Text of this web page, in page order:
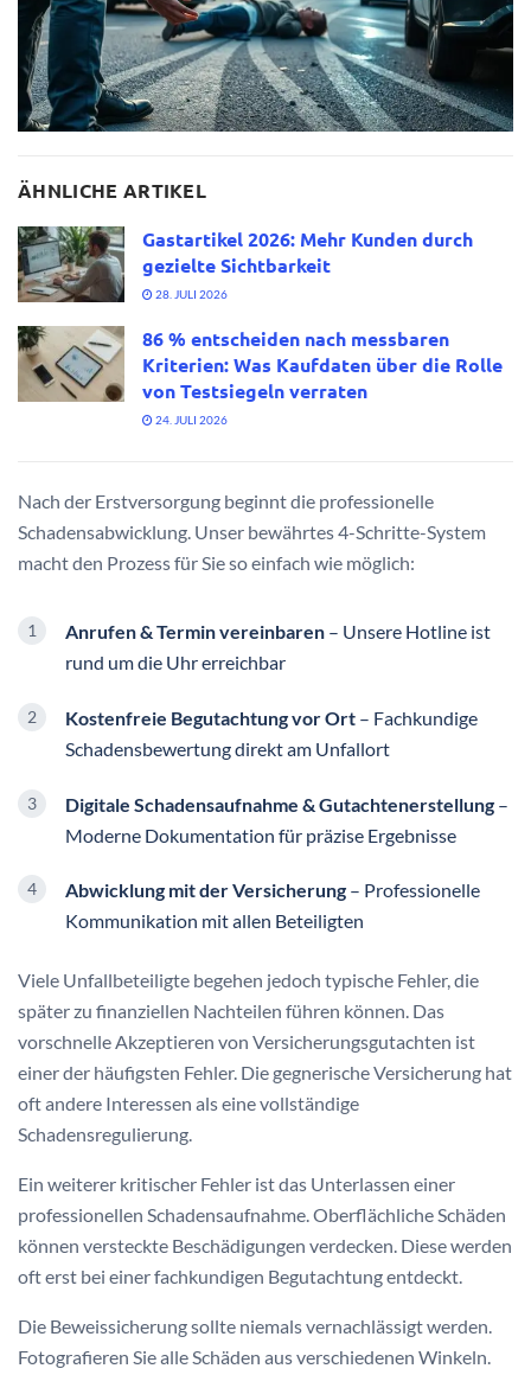
ÄHNLICHE ARTIKEL
Gastartikel 2026: Mehr Kunden durch
gezielte Sichtbarkeit
28. JULI 2026
86 % entscheiden nach messbaren
Kriterien: Was Kaufdaten über die Rolle
von Testsiegeln verraten
24. JULI 2026
Nach der Erstversorgung beginnt die professionelle
Schadensabwicklung. Unser bewährtes 4-Schritte-System
macht den Prozess für Sie so einfach wie möglich:
Anrufen & Termin vereinbaren – Unsere Hotline ist
rund um die Uhr erreichbar
Kostenfreie Begutachtung vor Ort – Fachkundige
Schadensbewertung direkt am Unfallort
Digitale Schadensaufnahme & Gutachtenerstellung –
Moderne Dokumentation für präzise Ergebnisse
Abwicklung mit der Versicherung – Professionelle
Kommunikation mit allen Beteiligten
Viele Unfallbeteiligte begehen jedoch typische Fehler, die
später zu finanziellen Nachteilen führen können. Das
vorschnelle Akzeptieren von Versicherungsgutachten ist
einer der häufigsten Fehler. Die gegnerische Versicherung hat
oft andere Interessen als eine vollständige
Schadensregulierung.
Ein weiterer kritischer Fehler ist das Unterlassen einer
professionellen Schadensaufnahme. Oberflächliche Schäden
können versteckte Beschädigungen verdecken. Diese werden
oft erst bei einer fachkundigen Begutachtung entdeckt.
Die Beweissicherung sollte niemals vernachlässigt werden.
Fotografieren Sie alle Schäden aus verschiedenen Winkeln.